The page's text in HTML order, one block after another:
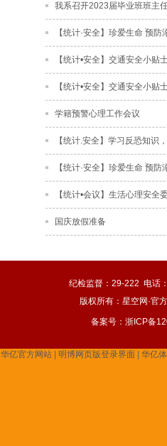
我系召开2023届毕业班班主
【统计·安全】珍爱生命 预防
【统计•安全】交通安全小贴
【统计•安全】交通安全小贴
学籍预警心理工作会议
【统计.安全】学习反恐知识
【统计·安全】珍爱生命 预防
【统计•会议】生活心理安全
国庆放假准备
纪检监督：29-222 电话
版权所有：星空网·官
备案号： 浙ICP备
华亿官方网站| 明博网页版登录界面| 华亿